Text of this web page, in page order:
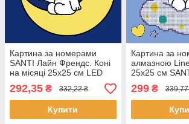
Картина за номерами
SANTI Лайн Френдс. Коні
на місяці 25х25 см LED
підсвітка (955014)
292,35 ₴ 332,22 ₴
Купити
Картина за
алмазною
25х25 см
299₴